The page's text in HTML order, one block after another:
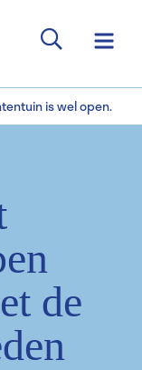
is wel open.
de